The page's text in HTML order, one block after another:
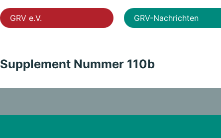
GRV e.V. GRV-Nachrichten
Supplement Nummer 110b